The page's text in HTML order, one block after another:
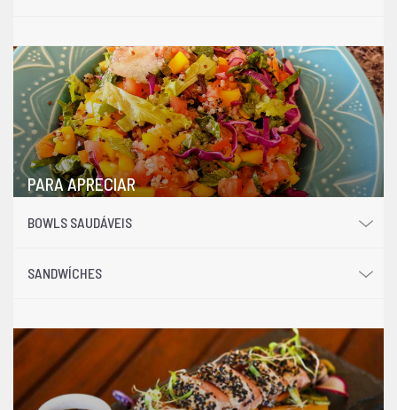
PARA APRECIAR
BOWLS SAUDÁVEIS
SANDWÍCHES